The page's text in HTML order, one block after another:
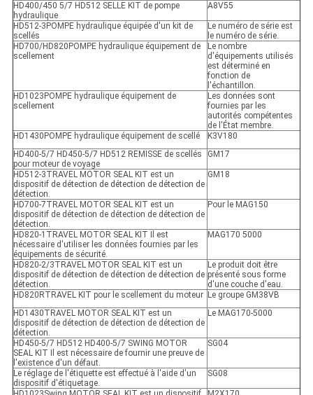
HD400/450 5/7 HD512 SELLE KIT de pompe
hydraulique
A8V55
HD512-3POMPE hydraulique équipée d'un kit de
scellés
Le numéro de série est
le numéro de série.
HD700/HD820POMPE hydraulique équipement de
scellement
Le nombre
d'équipements utilisés
est déterminé en
fonction de
l'échantillon.
HD1023POMPE hydraulique équipement de
scellement
Les données sont
fournies par les
autorités compétentes
de l'État membre.
HD1430POMPE hydraulique équipement de scellé
K3V180
HD400-5/7 HD450-5/7 HD512 REMISSE de scellés
pour moteur de voyage
GM17
HD512-3TRAVEL MOTOR SEAL KIT est un
dispositif de détection de détection de détection de
détection.
GM18
HD700-7TRAVEL MOTOR SEAL KIT est un
dispositif de détection de détection de détection de
détection.
Pour le MAG150
HD820-1TRAVEL MOTOR SEAL KIT Il est
nécessaire d'utiliser les données fournies par les
équipements de sécurité.
MAG170 5000
HD820-2/3TRAVEL MOTOR SEAL KIT est un
dispositif de détection de détection de détection de
détection.
Le produit doit être
présenté sous forme
d'une couche d'eau.
HD820RTRAVEL KIT pour le scellement du moteur Le groupe GM38VB
HD1430TRAVEL MOTOR SEAL KIT est un
dispositif de détection de détection de détection de
détection.
Le MAG170-5000
HD450-5/7 HD512 HD400-5/7 SWING MOTOR
SEAL KIT Il est nécessaire de fournir une preuve de
l'existence d'un défaut.
SG04
Le réglage de l'étiquette est effectué à l'aide d'un
dispositif d'étiquetage.
SG08